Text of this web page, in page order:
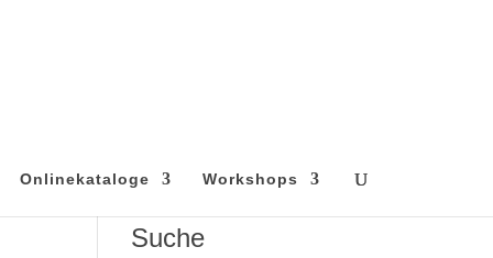
Onlinekataloge Workshops
Suche